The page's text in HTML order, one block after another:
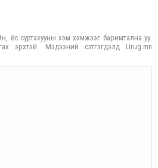
ёс суртахууны хэм хэмжээг баримтална уу.
эрхтэй. Мэдээний сэтгэгдэлд Urug.mn